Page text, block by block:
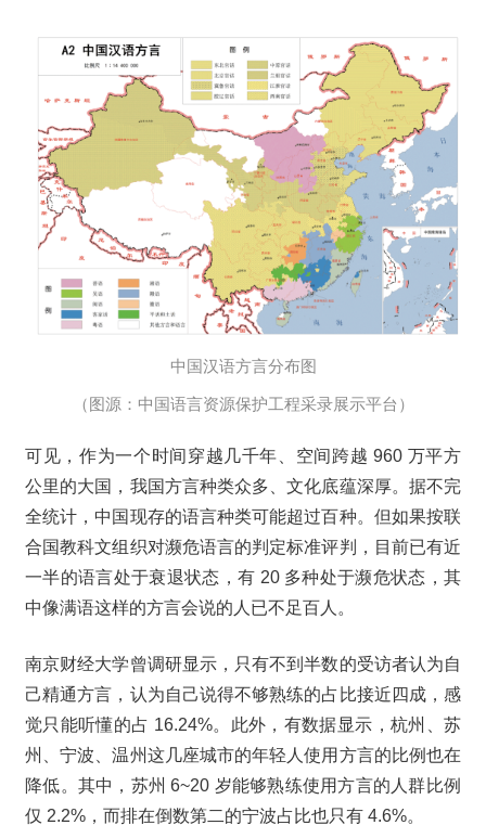
中国汉语方言分布图
（图源：中国语言资源保护工程采录展示平台）
可见，作为一个时间穿越几千年、空间跨越 960 万平方
公里的大国，我国方言种类众多、文化底蕴深厚。据不完
全统计，中国现存的语言种类可能超过百种。但如果按联
合国教科文组织对濒危语言的判定标准评判，目前已有近
一半的语言处于衰退状态，有 20 多种处于濒危状态，其
中像满语这样的方言会说的人已不足百人。
南京财经大学曾调研显示，只有不到半数的受访者认为自
己精通方言，认为自己说得不够熟练的占比接近四成，感
觉只能听懂的占 16.24%。此外，有数据显示，杭州、苏
州、宁波、温州这几座城市的年轻人使用方言的比例也在
降低。其中，苏州 6~20 岁能够熟练使用方言的人群比例
仅 2.2%，而排在倒数第二的宁波占比也只有 4.6%。